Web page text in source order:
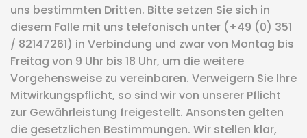
uns bestimmten Dritten. Bitte setzen Sie sich in
diesem Falle mit uns telefonisch unter (+49 (0) 351
/ 82147261) in Verbindung und zwar von Montag bis
Freitag von 9 Uhr bis 18 Uhr, um die weitere
Vorgehensweise zu vereinbaren. Verweigern Sie Ihre
Mitwirkungspflicht, so sind wir von unserer Pflicht
zur Gewährleistung freigestellt. Ansonsten gelten
die gesetzlichen Bestimmungen. Wir stellen klar,